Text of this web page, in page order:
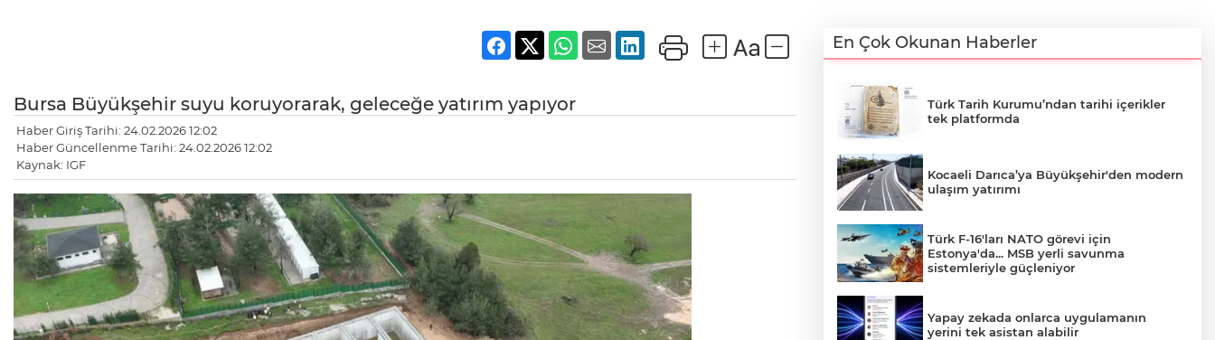
Bursa Büyükşehir suyu koruyorarak, geleceğe yatırım yapıyor
Haber Giriş Tarihi: 24.02.2026 12:02
Haber Güncellenme Tarihi: 24.02.2026 12:02
Kaynak: IGF
En Çok Okunan Haberler
Türk Tarih Kurumu’ndan tarihi içerikler
tek platformda
Kocaeli Darıca’ya Büyükşehir'den modern
ulaşım yatırımı
Türk F-16'ları NATO görevi için
Estonya'da... MSB yerli savunma
sistemleriyle güçleniyor
Yapay zekada onlarca uygulamanın
yerini tek asistan alabilir